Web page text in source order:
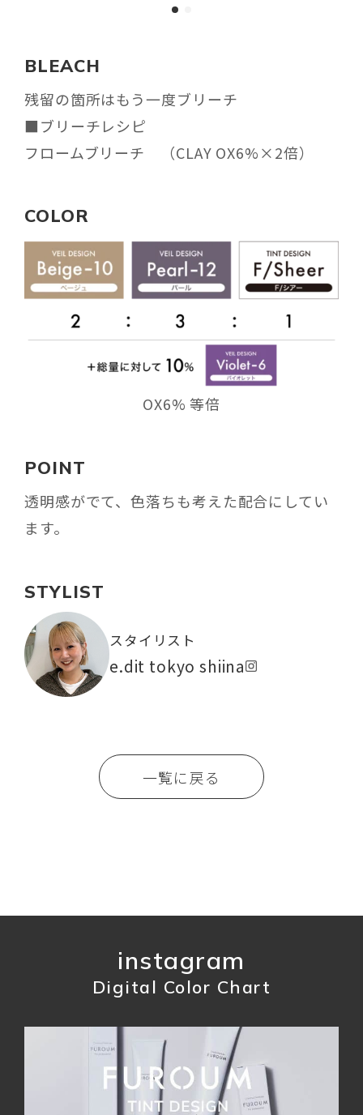
BLEACH
残留の箇所はもう一度ブリーチ
■ブリーチレシピ
フロームブリーチ （CLAY OX6%×2倍）
COLOR
OX6% 等倍
POINT
透明感がでて、色落ちも考えた配合にしてい
ます。
STYLIST
スタイリスト
e.dit tokyo shiina
一覧に戻る
instagram
Digital Color Chart